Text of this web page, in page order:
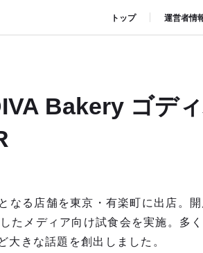
トップ 運営者情
Bakery ゴデ
る店舗を東京・有楽町に出店。
たメディア向け試食会を実施。多
きな話題を創出しました。